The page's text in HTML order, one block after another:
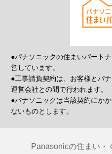
●パナソニックの住まいパート
営しています。
●工事請負契約は、お客様とパ
運営会社との間で行われます。
●パナソニックは当該契約にか
ないものとします。
Panasonicの住まい・